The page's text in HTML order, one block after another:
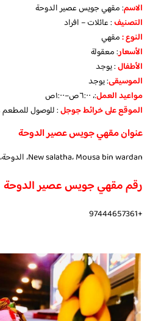
الاسم: مقهي جويس عصير الدوحة
التصنيف: عائلات – افراد
النوع :مقهي
الأسعار:معقولة
الأطفال:يوجد
الموسيقى:يوجد
مواعيد العمل:، ٦:٠٠ص–١:٠٠ص
الموقع على خرائط جوجل: للوصول
عنوان مقهي جويس عصير الدوحة
New salatha، Mousa bin wardan، الدوحة، قطر
رقم مقهي جويس عصير الدوحة
+97444657361